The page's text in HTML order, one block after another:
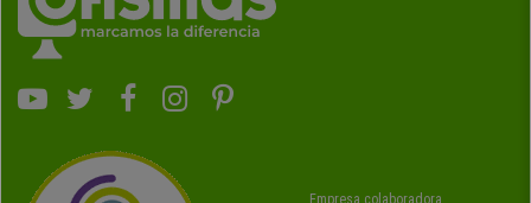
Empresa colaboradora